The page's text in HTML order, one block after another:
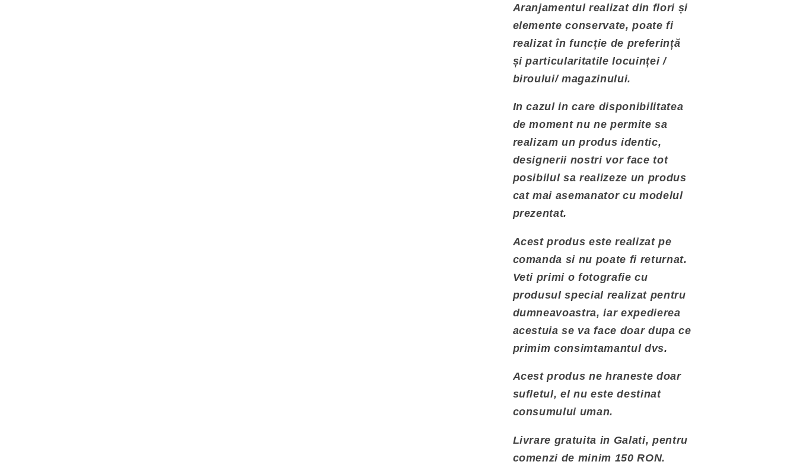
Aranjamentul realizat din flori și
elemente conservate, poate fi
realizat în funcție de preferință
și particularitatile locuinței /
biroului/ magazinului.
In cazul in care disponibilitatea
de moment nu ne permite sa
realizam un produs identic,
designerii nostri vor face tot
posibilul sa realizeze un produs
cat mai asemanator cu modelul
prezentat.
Acest produs este realizat pe
comanda si nu poate fi returnat.
Veti primi o fotografie cu
produsul special realizat pentru
dumneavoastra, iar expedierea
acestuia se va face doar dupa ce
primim consimtamantul dvs.
Acest produs ne hraneste doar
sufletul, el nu este destinat
consumului uman.
Livrare gratuita in Galati, pentru
comenzi de minim 150 RON.